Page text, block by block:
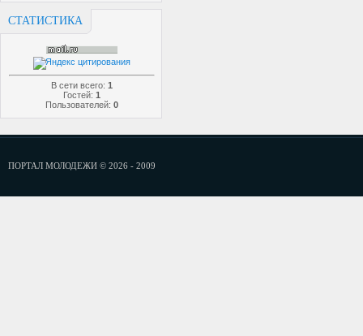
СТАТИСТИКА
В сети всего: 1
Гостей: 1
Пользователей: 0
ПОРТАЛ МОЛОДЕЖИ © 2026 - 2009